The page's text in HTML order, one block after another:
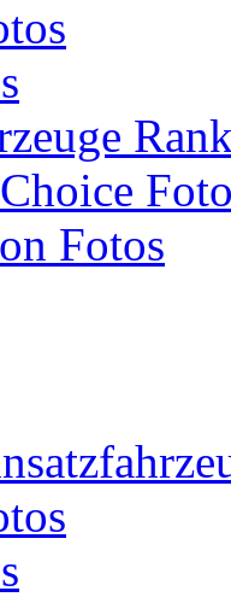
Fotos